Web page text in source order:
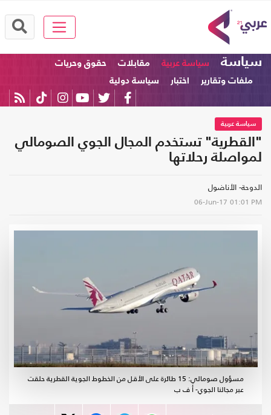
سياسة سياسة عربية مقابلات
حقوق وحريات
ملفات وتقارير
اختبار سياسة دولية
سياسة عربية
"القطرية" تستخدم المجال الجوي الصومالي
لمواصلة رحلاتها
الدوحة- الأناضول
06-Jun-17 01:01 PM
مسؤول صومالي: 15 طائرة على الأقل من الخطوط الجوية القطرية حلقت
عبر مجالنا الجوي- أ ف ب